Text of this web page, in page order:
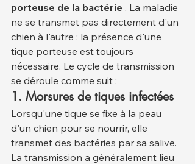
porteuse de la bactérie . La maladie
ne se transmet pas directement d'un
chien à l'autre ; la présence d'une
tique porteuse est toujours
nécessaire. Le cycle de transmission
se déroule comme suit :
1. Morsures de tiques infectées
Lorsqu'une tique se fixe à la peau
d'un chien pour se nourrir, elle
transmet des bactéries par sa salive.
La transmission a généralement lieu